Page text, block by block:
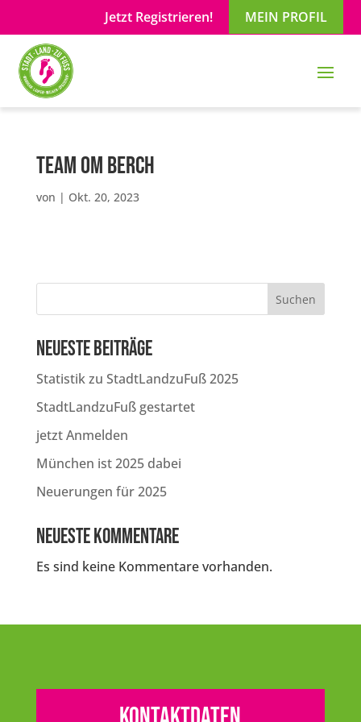
Jetzt Registrieren! MEIN PROFIL
Team om Berch
von | Okt. 20, 2023
Suchen
Neueste Beiträge
Statistik zu StadtLandzuFuß 2025
StadtLandzuFuß gestartet
jetzt Anmelden
München ist 2025 dabei
Neuerungen für 2025
Neueste Kommentare
Es sind keine Kommentare vorhanden.